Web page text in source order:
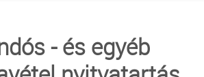
- és egyéb